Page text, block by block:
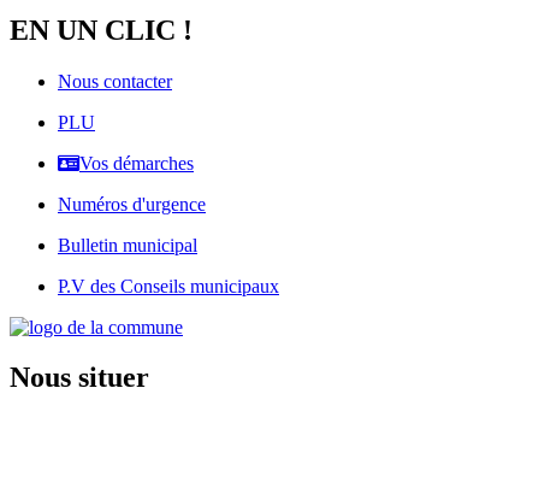
EN UN CLIC !
Nous contacter
PLU
Vos démarches
Numéros d'urgence
Bulletin municipal
P.V des Conseils municipaux
Nous situer